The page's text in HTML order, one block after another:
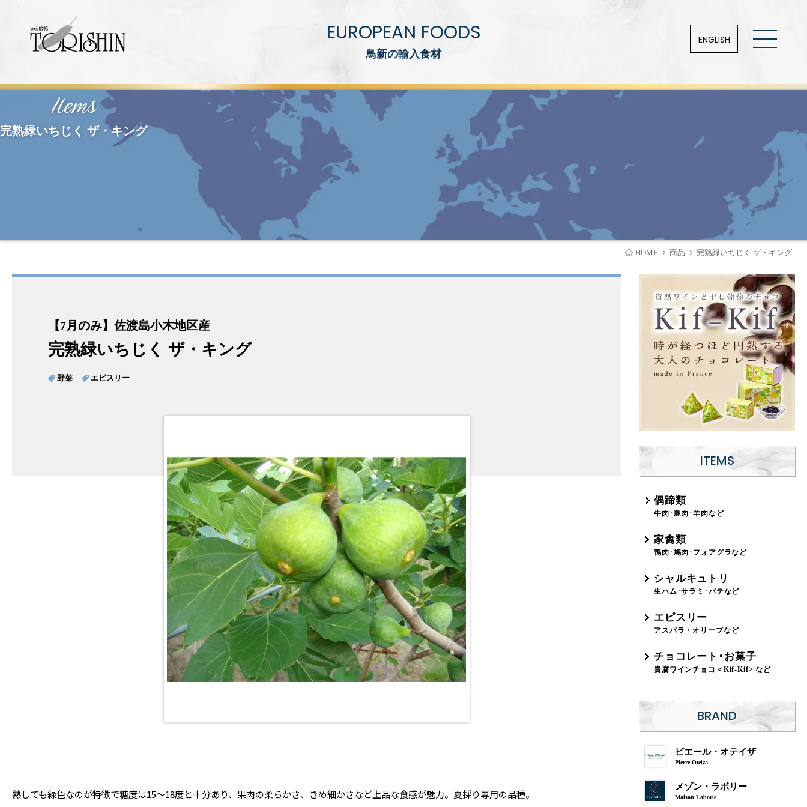
EUROPEAN FOODS
鳥新の輸入食材
ENGLISH
Items
完熟緑いちじく ザ・キング
HOME 商品 完熟緑いちじく ザ・キング
【7月のみ】佐渡島小木地区産
完熟緑いちじく ザ・キング
野菜 エピスリー
熟しても緑色なのが特徴で糖度は15～18度と十分あり、果肉の柔らかさ、きめ細かさなど上品な食感が魅力。夏採り専用の品種。
ITEMS
偶蹄類
牛肉･豚肉･羊肉など
家禽類
鴨肉･鳩肉･フォアグラなど
シャルキュトリ
生ハム･サラミ･パテなど
エピスリー
アスパラ・オリーブなど
チョコレート･お菓子
貴腐ワインチョコ＜Kif-Kif> など
BRAND
ピエール・オテイザ
Pierre Oteiza
メゾン・ラボリー
Maison Laborie